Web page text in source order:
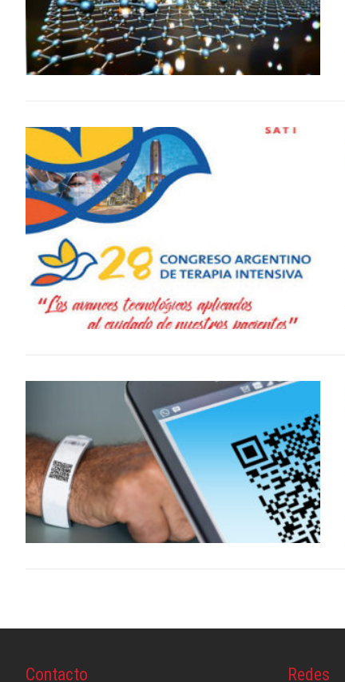
Contacto Redes